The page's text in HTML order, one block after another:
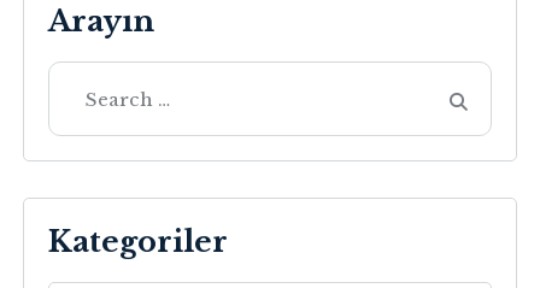
Arayın
Kategoriler